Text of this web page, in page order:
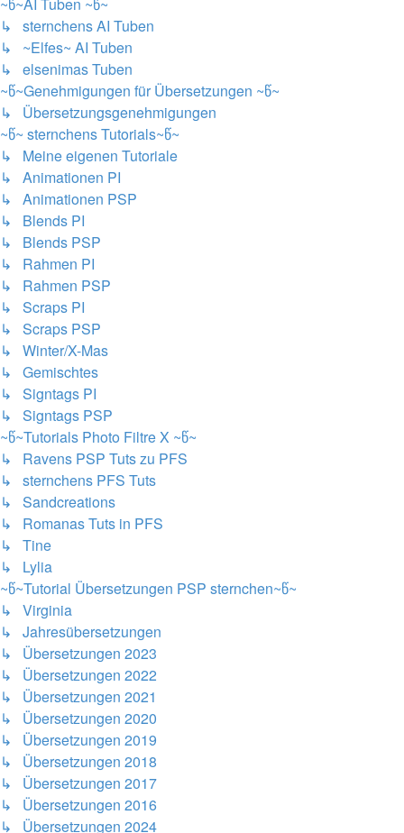
↳ sternchens AI Tuben
↳ ~Elfes~ AI Tuben
↳ elsenimas Tuben
~წ~Genehmigungen für Übersetzungen ~წ~
↳ Übersetzungsgenehmigungen
~წ~ sternchens Tutorials~წ~
↳ Meine eigenen Tutoriale
↳ Animationen PI
↳ Animationen PSP
↳ Blends PI
↳ Blends PSP
↳ Rahmen PI
↳ Rahmen PSP
↳ Scraps PI
↳ Scraps PSP
↳ Winter/X-Mas
↳ Gemischtes
↳ Signtags PI
↳ Signtags PSP
~წ~Tutorials Photo Filtre X ~წ~
↳ Ravens PSP Tuts zu PFS
↳ sternchens PFS Tuts
↳ Sandcreations
↳ Romanas Tuts in PFS
↳ Tine
↳ Lylia
~წ~Tutorial Übersetzungen PSP sternchen~წ~
↳ Virginia
↳ Jahresübersetzungen
↳ Übersetzungen 2023
↳ Übersetzungen 2022
↳ Übersetzungen 2021
↳ Übersetzungen 2020
↳ Übersetzungen 2019
↳ Übersetzungen 2018
↳ Übersetzungen 2017
↳ Übersetzungen 2016
↳ Übersetzungen 2024